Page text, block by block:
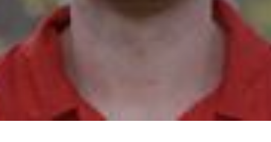
SPORTPARK GOED GENOEG
LIDMAATSCHAP